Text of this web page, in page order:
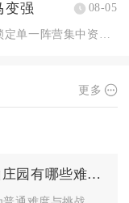
变强 08-05
更多
地下城堡2远山庄园有哪些难度挑战